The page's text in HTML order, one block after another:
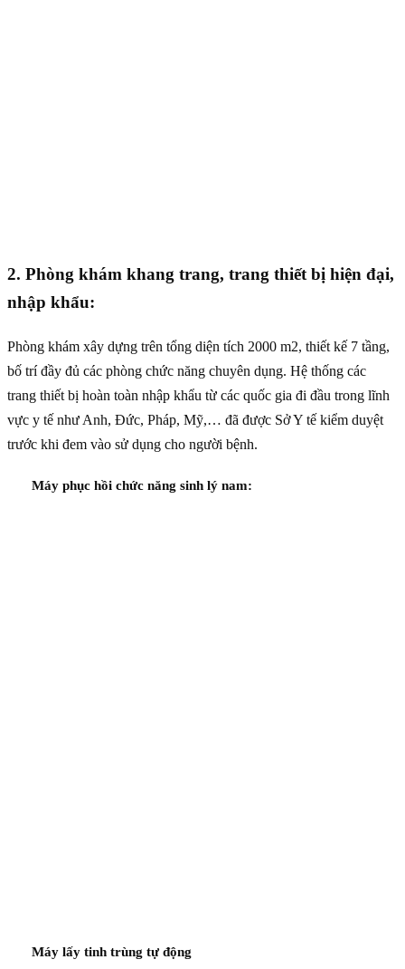
2. Phòng khám khang trang, trang thiết bị hiện đại,
nhập khẩu:
Phòng khám xây dựng trên tổng diện tích 2000 m2, thiết kế 7 tầng,
bố trí đầy đủ các phòng chức năng chuyên dụng. Hệ thống các
trang thiết bị hoàn toàn nhập khẩu từ các quốc gia đi đầu trong lĩnh
vực y tế như Anh, Đức, Pháp, Mỹ,… đã được Sở Y tế kiểm duyệt
trước khi đem vào sử dụng cho người bệnh.
Máy phục hồi chức năng sinh lý nam:
Máy lấy tinh trùng tự động